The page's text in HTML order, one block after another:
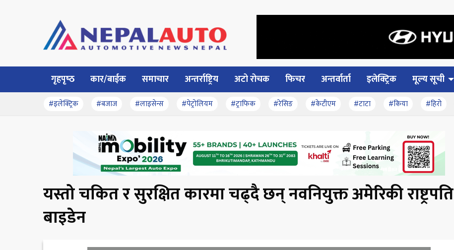
गृहपृष्‍ठ कार/बाईक समाचार अन्तर्राष्ट्रिय अटो रोचक फिचर अन्तर्वार्ता इलेक्ट्रिक मूल्य सूची
#इलेक्ट्रिक #बजाज #लाइसेन्स #पेट्रोलियम #ट्राफिक #रेसिङ #केटीएम #टाटा #किया #हिरो
यस्तो चकित र सुरक्षित कारमा चढ्दै छन् नवनियुक्त अमेरिकी राष्ट्रपति
बाइडेन